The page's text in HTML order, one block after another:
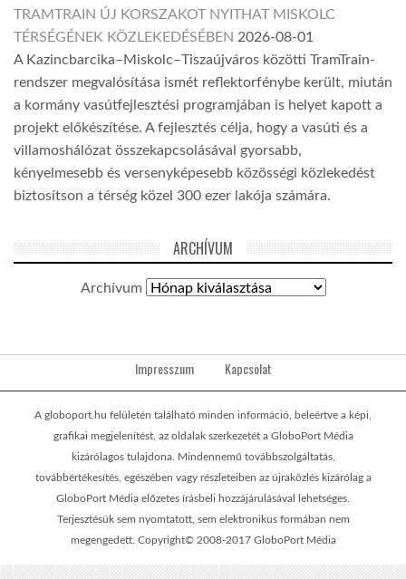
TRAMTRAIN ÚJ KORSZAKOT NYITHAT MISKOLC
TÉRSÉGÉNEK KÖZLEKEDÉSÉBEN 2026-08-01
A Kazincbarcika–Miskolc–Tiszaújváros közötti TramTrain-
rendszer megvalósítása ismét reflektorfénybe került, miután
a kormány vasútfejlesztési programjában is helyet kapott a
projekt előkészítése. A fejlesztés célja, hogy a vasúti és a
villamoshálózat összekapcsolásával gyorsabb,
kényelmesebb és versenyképesebb közösségi közlekedést
biztosítson a térség közel 300 ezer lakója számára.
ARCHÍVUM
Archívum
Impresszum Kapcsolat
A globoport.hu felületén található minden információ, beleértve a képi,
grafikai megjelenítést, az oldalak szerkezetét a GloboPort Média
kizárólagos tulajdona. Mindennemű továbbszolgáltatás,
továbbértékesítés, egészében vagy részleteiben az újraközlés kizárólag a
GloboPort Média előzetes írásbeli hozzájárulásával lehetséges.
Terjesztésük sem nyomtatott, sem elektronikus formában nem
megengedett. Copyright© 2008-2017 GloboPort Média